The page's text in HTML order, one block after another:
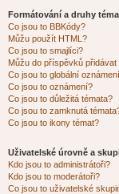
Formátování a druhy
Co jsou to BBKódy?
Můžu použít HTML?
Co jsou to smajlíci?
Můžu do příspěvků
Co jsou to globální
Co jsou to oznámení?
Co jsou to důležitá témata?
Co jsou to zamknutá
Co jsou to ikony témat?
Uživatelské úrovně a
Kdo jsou to administrátoři?
Kdo jsou to moderátoři?
Co jsou to uživatelské